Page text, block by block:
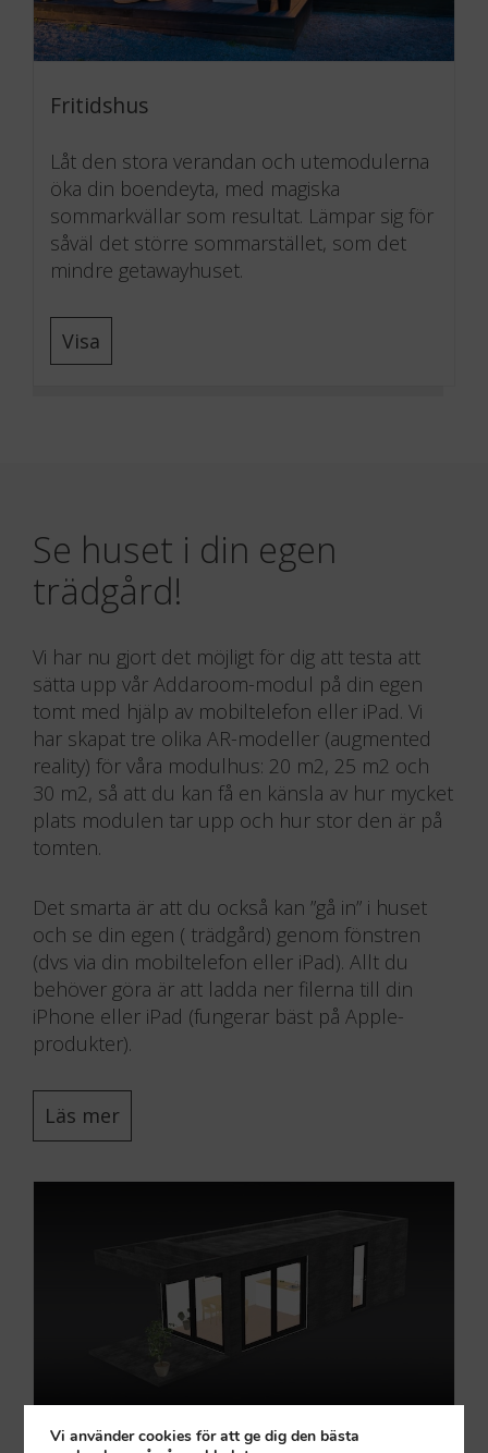
Fritidshus
Låt den stora verandan och utemodulerna
öka din boendeyta, med magiska
sommarkvällar som resultat. Lämpar sig för
såväl det större sommarstället, som det
mindre getawayhuset.
Visa
Flytta
hållbart
passar för
inspirerat
Visa
Utöka ditt
den direkta
Visa
Det mindre
Room
tonåringen,
Visa
Den nya
appliceras
med
Visa
Kontor
Lös
snabba
införskaffa
att få en
Visa
Se huset i din egen
trädgård!
Vi har nu gjort det möjligt för dig att testa att
sätta upp vår Addaroom-modul på din egen
tomt med hjälp av mobiltelefon eller iPad. Vi
har skapat tre olika AR-modeller (augmented
reality) för våra modulhus: 20 m2, 25 m2 och
30 m2, så att du kan få en känsla av hur mycket
plats modulen tar upp och hur stor den är på
tomten.
Det smarta är att du också kan ”gå in” i huset
och se din egen ( trädgård) genom fönstren
(dvs via din mobiltelefon eller iPad). Allt du
behöver göra är att ladda ner filerna till din
iPhone eller iPad (fungerar bäst på Apple-
produkter).
Läs mer
Vi använder cookies för att ge dig den bästa